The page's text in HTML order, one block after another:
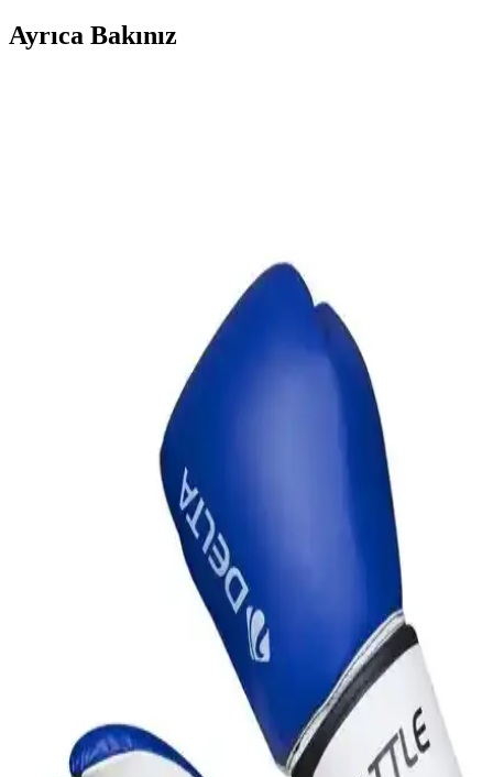
Ayrıca Bakınız
Güçlü ve Dayanıklı Spor Ekipmanı
Excalibur Polystar 100 x 35 boks kum torbası, yüksek kaliteli
malzemeleri ve dayanıklılığıyla öne çıkar. Profesyonel ve amatör
sporcular için ideal olan bu ürün, şok emici yapısıyla güvenli
Boks Eldivenleri Karşılaştırması: Leon Blade ve
Delta Beat Up'un Özellikleri ve Kullanım Alanları
Bu makalede, Leon Blade ve Delta Beat Up boks eldivenlerinin
özellikleri, kullanım alanları ve kullanıcı yorumları detaylı şekilde
incelenerek en uygun seçeneğin belirlenmesine yardımcı olunuyor.
Boks Kum Torbası Seçimi: Crayz ve Excalibur
Modellerinin Karşılaştırması
Bu makalede, Crayz ve Excalibur boks kum torbalarının özellikleri,
kullanıcı yorumları ve karşılaştırması detaylı şekilde incelenerek,
ihtiyaçlara en uygun seçeneği belirlemenize yardımcı olunuyor.
Delta Maxima Deluxe ve Ejderha Siyah Mamba
Boks Eldivenleri Karşılaştırması